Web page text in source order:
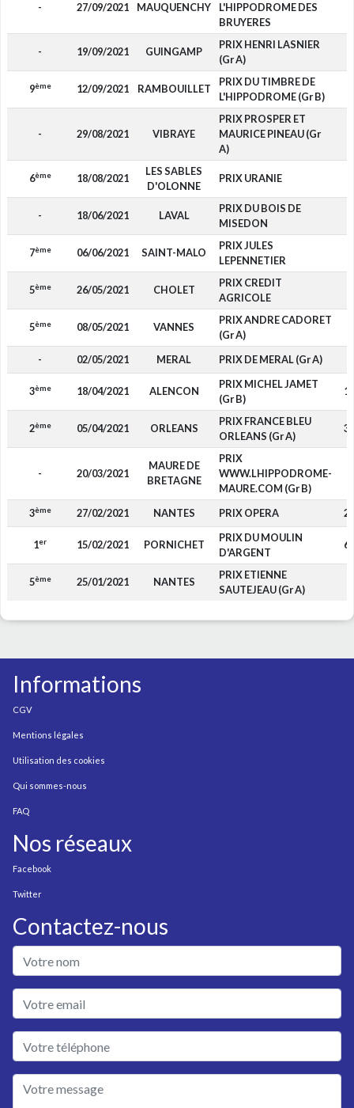
- 27/09/2021 MAUQUENCHY
L'HIPPODROME DES
BRUYERES
- 19/09/2021 GUINGAMP
PRIX HENRI LASNIER
(Gr A)
9ème 12/09/2021 RAMBOUILLET
PRIX DU TIMBRE DE
L'HIPPODROME (Gr B)
- 29/08/2021 VIBRAYE
PRIX PROSPER ET
MAURICE PINEAU (Gr
A)
6ème 18/08/2021
LES SABLES
D'OLONNE
PRIX URANIE
- 18/06/2021 LAVAL
PRIX DU BOIS DE
MISEDON
7ème 06/06/2021 SAINT-MALO
PRIX JULES
LEPENNETIER
5ème 26/05/2021 CHOLET
PRIX CREDIT
AGRICOLE
5ème 08/05/2021 VANNES
PRIX ANDRE CADORET
(Gr A)
- 02/05/2021 MERAL PRIX DE MERAL (Gr A)
3ème 18/04/2021 ALENCON
PRIX MICHEL JAMET
(Gr B)
1
2ème 05/04/2021 ORLEANS
PRIX FRANCE BLEU
ORLEANS (Gr A)
3
- 20/03/2021
MAURE DE
BRETAGNE
PRIX
WWW.LHIPPODROME-
MAURE.COM (Gr B)
3ème 27/02/2021 NANTES PRIX OPERA 2
1er 15/02/2021 PORNICHET
PRIX DU MOULIN
D'ARGENT
6
5ème 25/01/2021 NANTES
PRIX ETIENNE
SAUTEJEAU (Gr A)
Informations
CGV
Mentions légales
Utilisation des cookies
Qui sommes-nous
FAQ
Nos réseaux
Facebook
Twitter
Contactez-nous